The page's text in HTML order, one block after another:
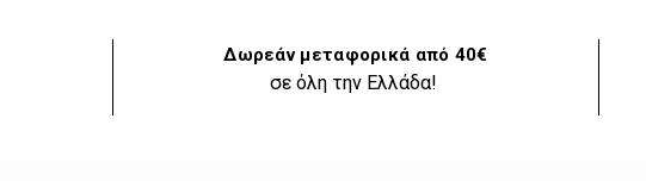
Δωρεάν μεταφορικά από 40€
σε όλη την Ελλάδα!